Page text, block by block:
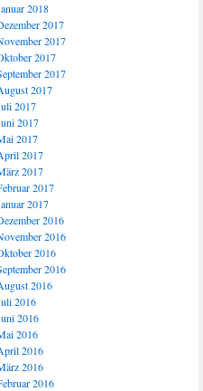
2018
2017
2017
2017
2017
2017
2017
2017
2017
2017
2017
2017
2017
2016
2016
2016
2016
2016
2016
2016
2016
2016
2016
2016